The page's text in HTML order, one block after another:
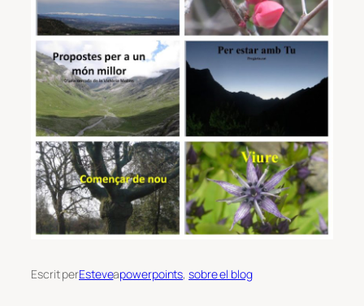
Escrit perEsteveapowerpoints, sobre el blog